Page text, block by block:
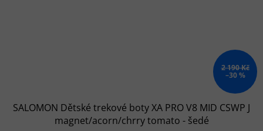
2 190 Kč
–30 %
SALOMON Dětské trekové boty XA PRO V8 MID CSWP J
magnet/acorn/chrry tomato - šedé